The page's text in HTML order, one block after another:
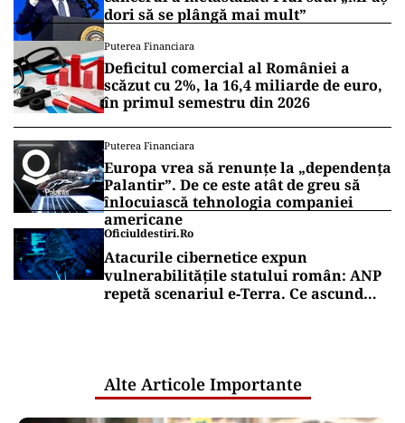
dori să se plângă mai mult”
Puterea Financiara
Deficitul comercial al României a
scăzut cu 2%, la 16,4 miliarde de euro,
în primul semestru din 2026
Puterea Financiara
Europa vrea să renunțe la „dependența
Palantir”. De ce este atât de greu să
înlocuiască tehnologia companiei
americane
Oficiuldestiri.ro
Atacurile cibernetice expun
vulnerabilitățile statului român: ANP
repetă scenariul e‑Terra. Ce ascund
Alte Articole Importante